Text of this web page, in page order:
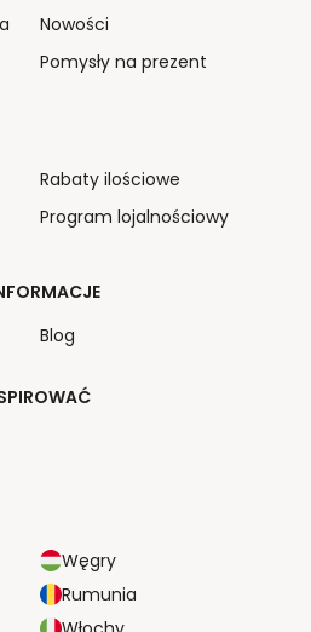
Węgry
Rumunia
Nowości
Pomysły na prezent
Rabaty ilościowe
Program lojalnościowy
Blog